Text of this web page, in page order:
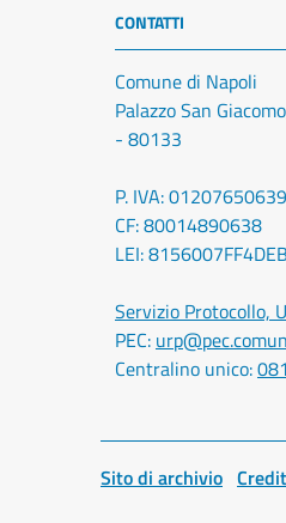
CONTATTI
Comune di Napoli
Palazzo San
- 80133
P. IVA: 01207650639
CF: 80014890638
LEI:
Servizio Protocollo,
PEC:
Centralino unico:
Sito di archivio